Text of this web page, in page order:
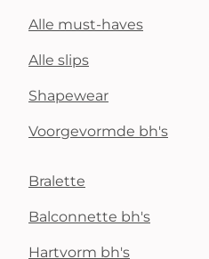
Alle must-haves
Alle slips
Shapewear
Voorgevormde bh's
Bralette
Balconnette bh's
Hartvorm bh's